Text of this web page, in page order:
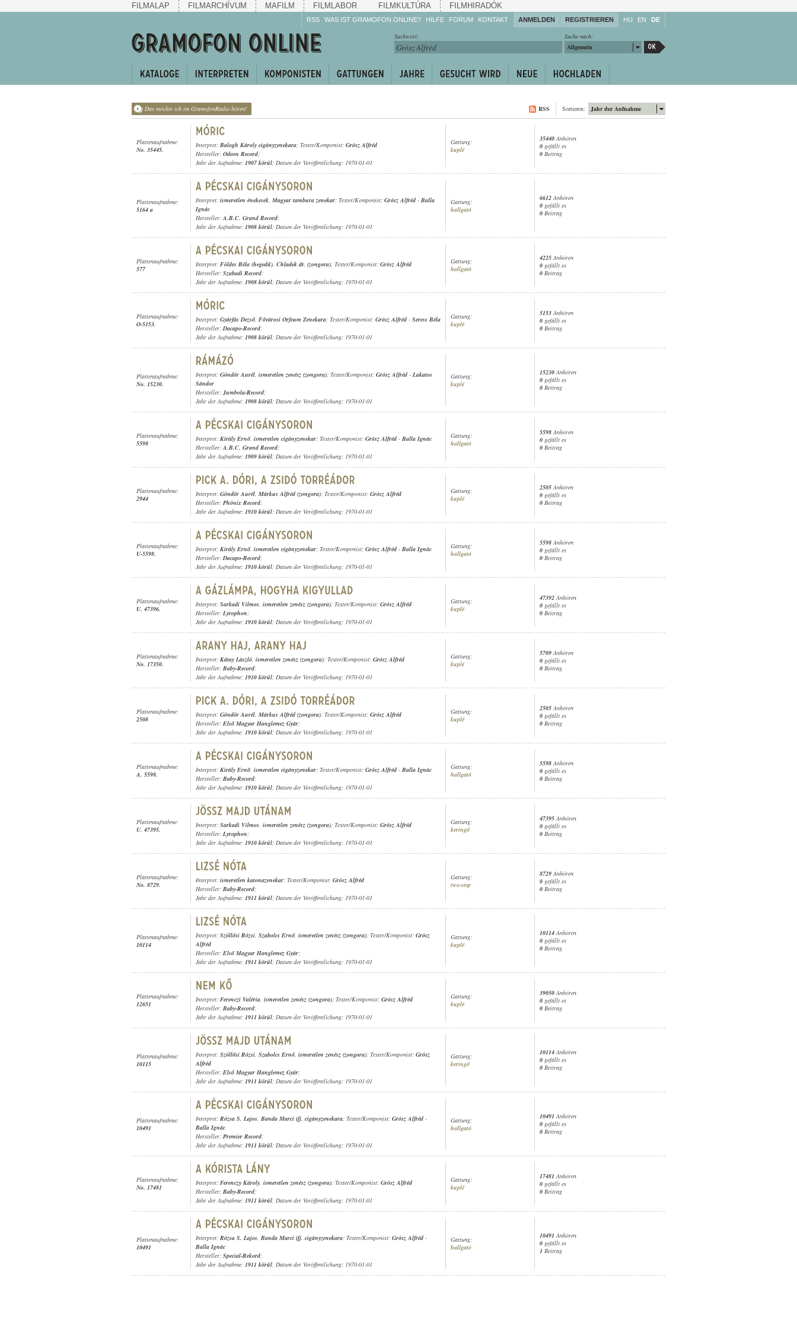
FILMALAP FILMARCHÍVUM MAFILM FILMLABOR FILMKULTÚRA FILMHIRADÓK
RSS WAS IST GRAMOFON ONLINE? HILFE
Machen Sie mit!
Reden Sie mit!
weiter!
FORUM KONTAKT ANMELDEN REGISTRIEREN HU EN DE
Suche nach:
Allgemein
Suchwort:
Das möchte ich im GramofonRadio hören! Jahr der Aufnahme
Sortieren:
RSS
Plattenaufnahme:
No. 35445.
Interpret: Balogh Károly cigányzenekara; Texter/Komponist: Grósz Alfréd
Hersteller: Odeon Record;
Jahr der Aufnahme: 1907 körül; Datum der Veröffentlichung: 1970-01-01
Gattung:
kuplé
35440 Anhören
0 gefällt es
0 Beitrag
Plattenaufnahme:
5164 a
Interpret: ismeretlen énekesek, Magyar tambura zenekar; Texter/Komponist: Grósz Alfréd - Balla
Ignác
Hersteller:A.B.C. Grand Record;
Jahr der Aufnahme: 1908 körül; Datum der Veröffentlichung: 1970-01-01
Gattung:
hallgató
6612Anhören
0 gefällt es
0 Beitrag
Plattenaufnahme:
577
Interpret: Földes Béla (hegedű), Chladek dr. (zongora); Texter/Komponist: Grósz Alfréd
Hersteller: Szabadi Record;
Jahr der Aufnahme: 1908 körül; Datum der Veröffentlichung: 1970-01-01
Gattung:
hallgató
4225 Anhören
0 gefällt es
0 Beitrag
Plattenaufnahme:
O-5153.
Interpret: Gyárfás Dezső, Fővárosi Orfeum Zenekara; Texter/Komponist: Grósz Alfréd - Seress Béla
Hersteller:Dacapo-Record;
Jahr der Aufnahme: 1908 körül; Datum der Veröffentlichung: 1970-01-01
Gattung:
kuplé
5153 Anhören
0 gefällt es
0 Beitrag
Plattenaufnahme:
No. 15230.
Interpret: Göndör Aurél, ismeretlen zenész (zongora); Texter/Komponist: Grósz Alfréd - Lakatos
Sándor
Hersteller:Jumbola-Record;
Jahr der Aufnahme: 1908 körül; Datum der Veröffentlichung: 1970-01-01
Gattung:
kuplé
15230Anhören
0 gefällt es
0 Beitrag
Plattenaufnahme:
5598
Interpret: Király Ernő, ismeretlen cigányzenekar; Texter/Komponist: Grósz Alfréd - Balla Ignác
Hersteller:A.B.C. Grand Record;
Jahr der Aufnahme: 1909 körül; Datum der Veröffentlichung: 1970-01-01
Gattung:
hallgató
5598 Anhören
0 gefällt es
0 Beitrag
Plattenaufnahme:
2944
Interpret: Göndör Aurél, Márkus Alfréd (zongora); Texter/Komponist: Grósz Alfréd
Hersteller: Phönix Record;
Jahr der Aufnahme: 1910 körül; Datum der Veröffentlichung: 1970-01-01
Gattung:
kuplé
2505 Anhören
0 gefällt es
0 Beitrag
Plattenaufnahme:
U-5598.
Interpret: Király Ernő, ismeretlen cigányzenekar; Texter/Komponist: Grósz Alfréd - Balla Ignác
Hersteller:Dacapo-Record;
Jahr der Aufnahme: 1910 körül; Datum der Veröffentlichung: 1970-01-01
Gattung:
hallgató
5598 Anhören
0 gefällt es
0 Beitrag
Plattenaufnahme:
U. 47396.
Interpret: Sarkadi Vilmos, ismeretlen zenész (zongora); Texter/Komponist: Grósz Alfréd
Hersteller: Lyrophon;
Jahr der Aufnahme: 1910 körül; Datum der Veröffentlichung: 1970-01-01
Gattung:
kuplé
47392 Anhören
0 gefällt es
0 Beitrag
Plattenaufnahme:
No. 17350.
Interpret: Kátay László, ismeretlen zenész (zongora); Texter/Komponist: Grósz Alfréd
Hersteller: Baby-Record;
Jahr der Aufnahme: 1910 körül; Datum der Veröffentlichung: 1970-01-01
Gattung:
kuplé
5709 Anhören
0 gefällt es
0 Beitrag
Plattenaufnahme:
2508
Interpret: Göndör Aurél, Márkus Alfréd (zongora); Texter/Komponist: Grósz Alfréd
Hersteller: Első Magyar Hanglemez Gyár;
Jahr der Aufnahme: 1910 körül; Datum der Veröffentlichung: 1970-01-01
Gattung:
kuplé
2505 Anhören
0 gefällt es
0 Beitrag
Plattenaufnahme:
A. 5598.
Interpret: Király Ernő, ismeretlen cigányzenekar; Texter/Komponist: Grósz Alfréd - Balla Ignác
Hersteller: Baby-Record;
Jahr der Aufnahme: 1910 körül; Datum der Veröffentlichung: 1970-01-01
Gattung:
hallgató
5598 Anhören
0 gefällt es
0 Beitrag
Plattenaufnahme:
U. 47395.
Interpret: Sarkadi Vilmos, ismeretlen zenész (zongora); Texter/Komponist: Grósz Alfréd
Hersteller: Lyrophon;
Jahr der Aufnahme: 1910 körül; Datum der Veröffentlichung: 1970-01-01
Gattung:
keringő
47395 Anhören
0 gefällt es
0 Beitrag
Plattenaufnahme:
No. 8729.
Interpret: ismeretlen katonazenekar; Texter/Komponist: Grósz Alfréd
Hersteller: Baby-Record;
Jahr der Aufnahme: 1911 körül; Datum der Veröffentlichung: 1970-01-01
Gattung:
two-step
8729 Anhören
0 gefällt es
0 Beitrag
Plattenaufnahme:
10114
Interpret: Szöllősi Rózsi, Szabolcs Ernő, ismeretlen zenész (zongora); Texter/Komponist: Grósz
Alfréd
Hersteller: Első Magyar Hanglemez Gyár;
Jahr der Aufnahme: 1911 körül; Datum der Veröffentlichung: 1970-01-01
Gattung:
kuplé
10114Anhören
0 gefällt es
0 Beitrag
Plattenaufnahme:
12651
Interpret: Ferenczi Valéria, ismeretlen zenész (zongora); Texter/Komponist: Grósz Alfréd
Hersteller: Baby-Record;
Jahr der Aufnahme: 1911 körül; Datum der Veröffentlichung: 1970-01-01
Gattung:
kuplé
39050 Anhören
0 gefällt es
0 Beitrag
Plattenaufnahme:
10115
Interpret: Szöllősi Rózsi, Szabolcs Ernő, ismeretlen zenész (zongora); Texter/Komponist: Grósz
Alfréd
Hersteller: Első Magyar Hanglemez Gyár;
Jahr der Aufnahme: 1911 körül; Datum der Veröffentlichung: 1970-01-01
Gattung:
keringő
10114Anhören
0 gefällt es
0 Beitrag
Plattenaufnahme:
10491
Interpret: Rózsa S. Lajos, Banda Marci ifj. cigányzenekara; Texter/Komponist: Grósz Alfréd -
Balla Ignác
Hersteller: Premier Record;
Jahr der Aufnahme: 1911 körül; Datum der Veröffentlichung: 1970-01-01
Gattung:
hallgató
10491 Anhören
0 gefällt es
0 Beitrag
Plattenaufnahme:
No. 17481
Interpret: Ferenczy Károly, ismeretlen zenész (zongora); Texter/Komponist: Grósz Alfréd
Hersteller: Baby-Record;
Jahr der Aufnahme: 1911 körül; Datum der Veröffentlichung: 1970-01-01
Gattung:
kuplé
17481 Anhören
0 gefällt es
0 Beitrag
Plattenaufnahme:
10491
Interpret: Rózsa S. Lajos, Banda Marci ifj. cigányzenekara; Texter/Komponist: Grósz Alfréd -
Balla Ignác
Hersteller: Special-Rekord;
Jahr der Aufnahme: 1911 körül; Datum der Veröffentlichung: 1970-01-01
Gattung:
hallgató
10491 Anhören
0 gefällt es
1 Beitrag